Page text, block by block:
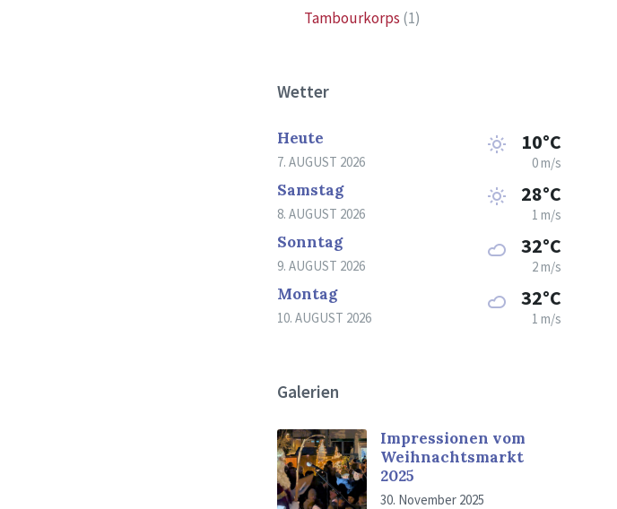
Tambourkorps (1)
Wetter
Heute
7. AUGUST 2026
10°C
0 m/s
Samstag
8. AUGUST 2026
28°C
1 m/s
Sonntag
9. AUGUST 2026
32°C
2 m/s
Montag
10. AUGUST 2026
32°C
1 m/s
Galerien
Impressionen vom
Weihnachtsmarkt
2025
30. November 2025